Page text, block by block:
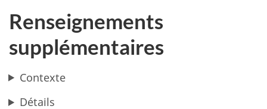
Renseignements
supplémentaires
Contexte
Détails